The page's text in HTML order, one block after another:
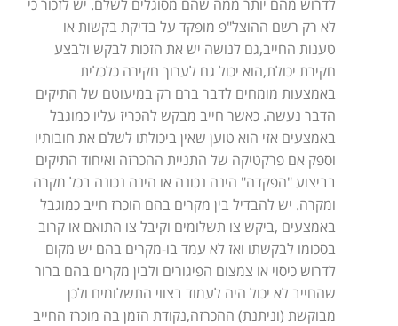
לדרוש מהם יותר ממה שהם מסוגלים לשלם. יש לזכור כי
לא רק רשם ההוצל"פ מופקד על בדיקת בקשות או
טענות החייב,גם לנושה יש את הזכות לבקש ולבצע
חקירת יכולת,הוא יכול גם לערוך חקירה כלכלית
באמצעות מומחים לדבר ברם רק במיעוטם של התיקים
הדבר נעשה. כאשר חייב מבקש להכריז עליו כמוגבל
באמצעים אזי הוא טוען שאין ביכולתו לשלם את חובותיו
וספק אם פרקטיקה של התניית ההכרזה ואיחוד התיקים
בביצוע "הפקדה" הינה נכונה או הינה נכונה בכל מקרה
ומקרה. יש להבדיל בין מקרים בהם הוכרז חייב כמוגבל
באמצעים ,ביקש צו תשלומים וקיבל צו התואם או קרוב
בסכומו לבקשתו ואז לא עמד בו-מקרים בהם יש מקום
לדרוש כיסוי או צמצום הפיגורים ולבין מקרים בהם ברור
שהחייב לא יכול היה לעמוד בצווי התשלומים ולכן
מבוקשת (וניתנת) ההכרזה,נקודת הזמן בה מוכרז החייב